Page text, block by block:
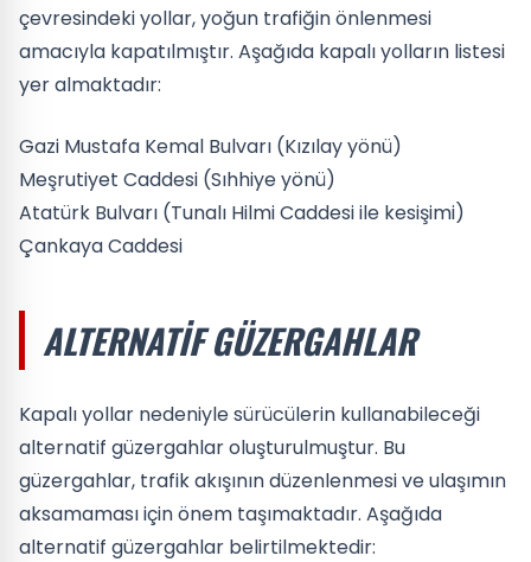
çevresindeki yollar, yoğun trafiğin önlenmesi
amacıyla kapatılmıştır. Aşağıda kapalı yolların listesi
yer almaktadır:
Gazi Mustafa Kemal Bulvarı (Kızılay yönü)
Meşrutiyet Caddesi (Sıhhiye yönü)
Atatürk Bulvarı (Tunalı Hilmi Caddesi ile kesişimi)
Çankaya Caddesi
ALTERNATIF GÜZERGAHLAR
Kapalı yollar nedeniyle sürücülerin kullanabileceği
alternatif güzergahlar oluşturulmuştur. Bu
güzergahlar, trafik akışının düzenlenmesi ve ulaşımın
aksamaması için önem taşımaktadır. Aşağıda
alternatif güzergahlar belirtilmektedir: